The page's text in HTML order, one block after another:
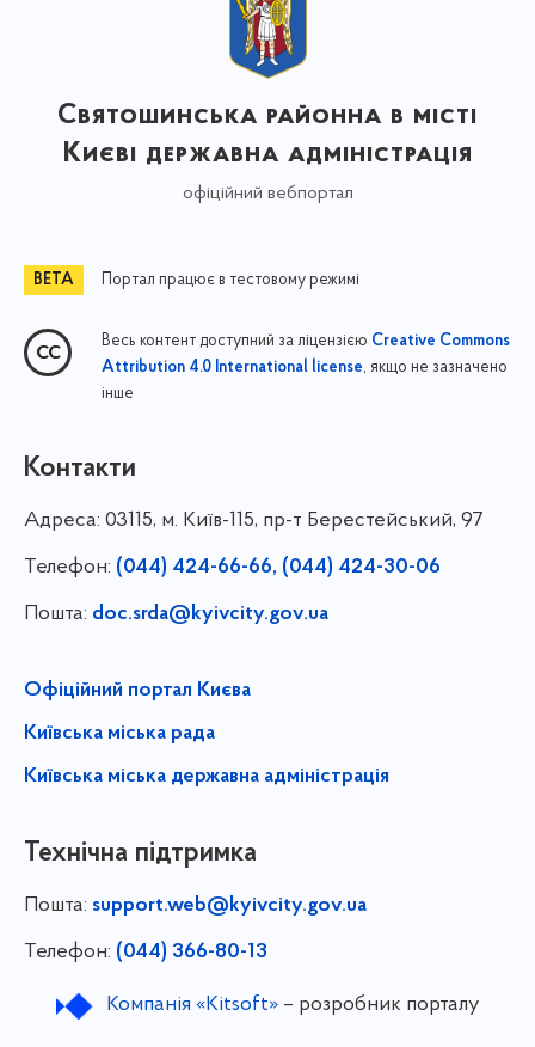
Святошинська районна в місті
Києві державна адміністрація
офіційний вебпортал
Портал працює в тестовому режимі
Весь контент доступний за ліцензією Creative Commons
Attribution 4.0 International license, якщо не зазначено
інше
Контакти
Адреса: 03115, м. Київ-115, пр-т Берестейський, 97
Телефон: (044) 424-66-66, (044) 424-30-06
Пошта: doc.srda@kyivcity.gov.ua
Офіційний портал Києва
Київська міська рада
Київська міська державна адміністрація
Технічна підтримка
Пошта: support.web@kyivcity.gov.ua
Телефон: (044) 366-80-13
Компанія «Kitsoft»– розробник порталу